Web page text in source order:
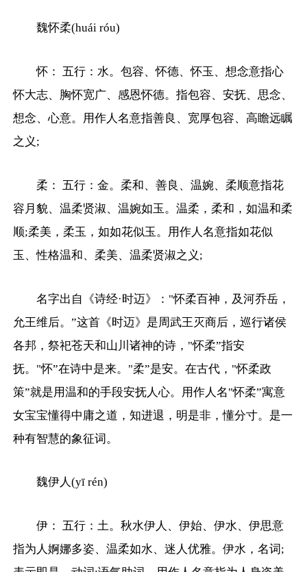
魏怀柔(huái róu)
怀： 五行：水。包容、怀德、怀玉、想念意指心
怀大志、胸怀宽广、感恩怀德。指包容、安抚、思念、
想念、心意。用作人名意指善良、宽厚包容、高瞻远瞩
之义;
柔： 五行：金。柔和、善良、温婉、柔顺意指花
容月貌、温柔贤淑、温婉如玉。温柔，柔和，如温和柔
顺;柔美，柔玉，如如花似玉。用作人名意指如花似
玉、性格温和、柔美、温柔贤淑之义;
名字出自《诗经·时迈》："怀柔百神，及河乔岳，
允王维后。”这首《时迈》是周武王灭商后，巡行诸侯
各邦，祭祀苍天和山川诸神的诗，"怀柔”指安
抚。"怀”在诗中是来。"柔”是安。在古代，"怀柔政
策”就是用温和的手段安抚人心。用作人名"怀柔”寓意
女宝宝懂得中庸之道，知进退，明是非，懂分寸。是一
种有智慧的象征词。
魏伊人(yī rén)
伊： 五行：土。秋水伊人、伊始、伊水、伊思意
指为人婀娜多姿、温柔如水、迷人优雅。伊水，名词;